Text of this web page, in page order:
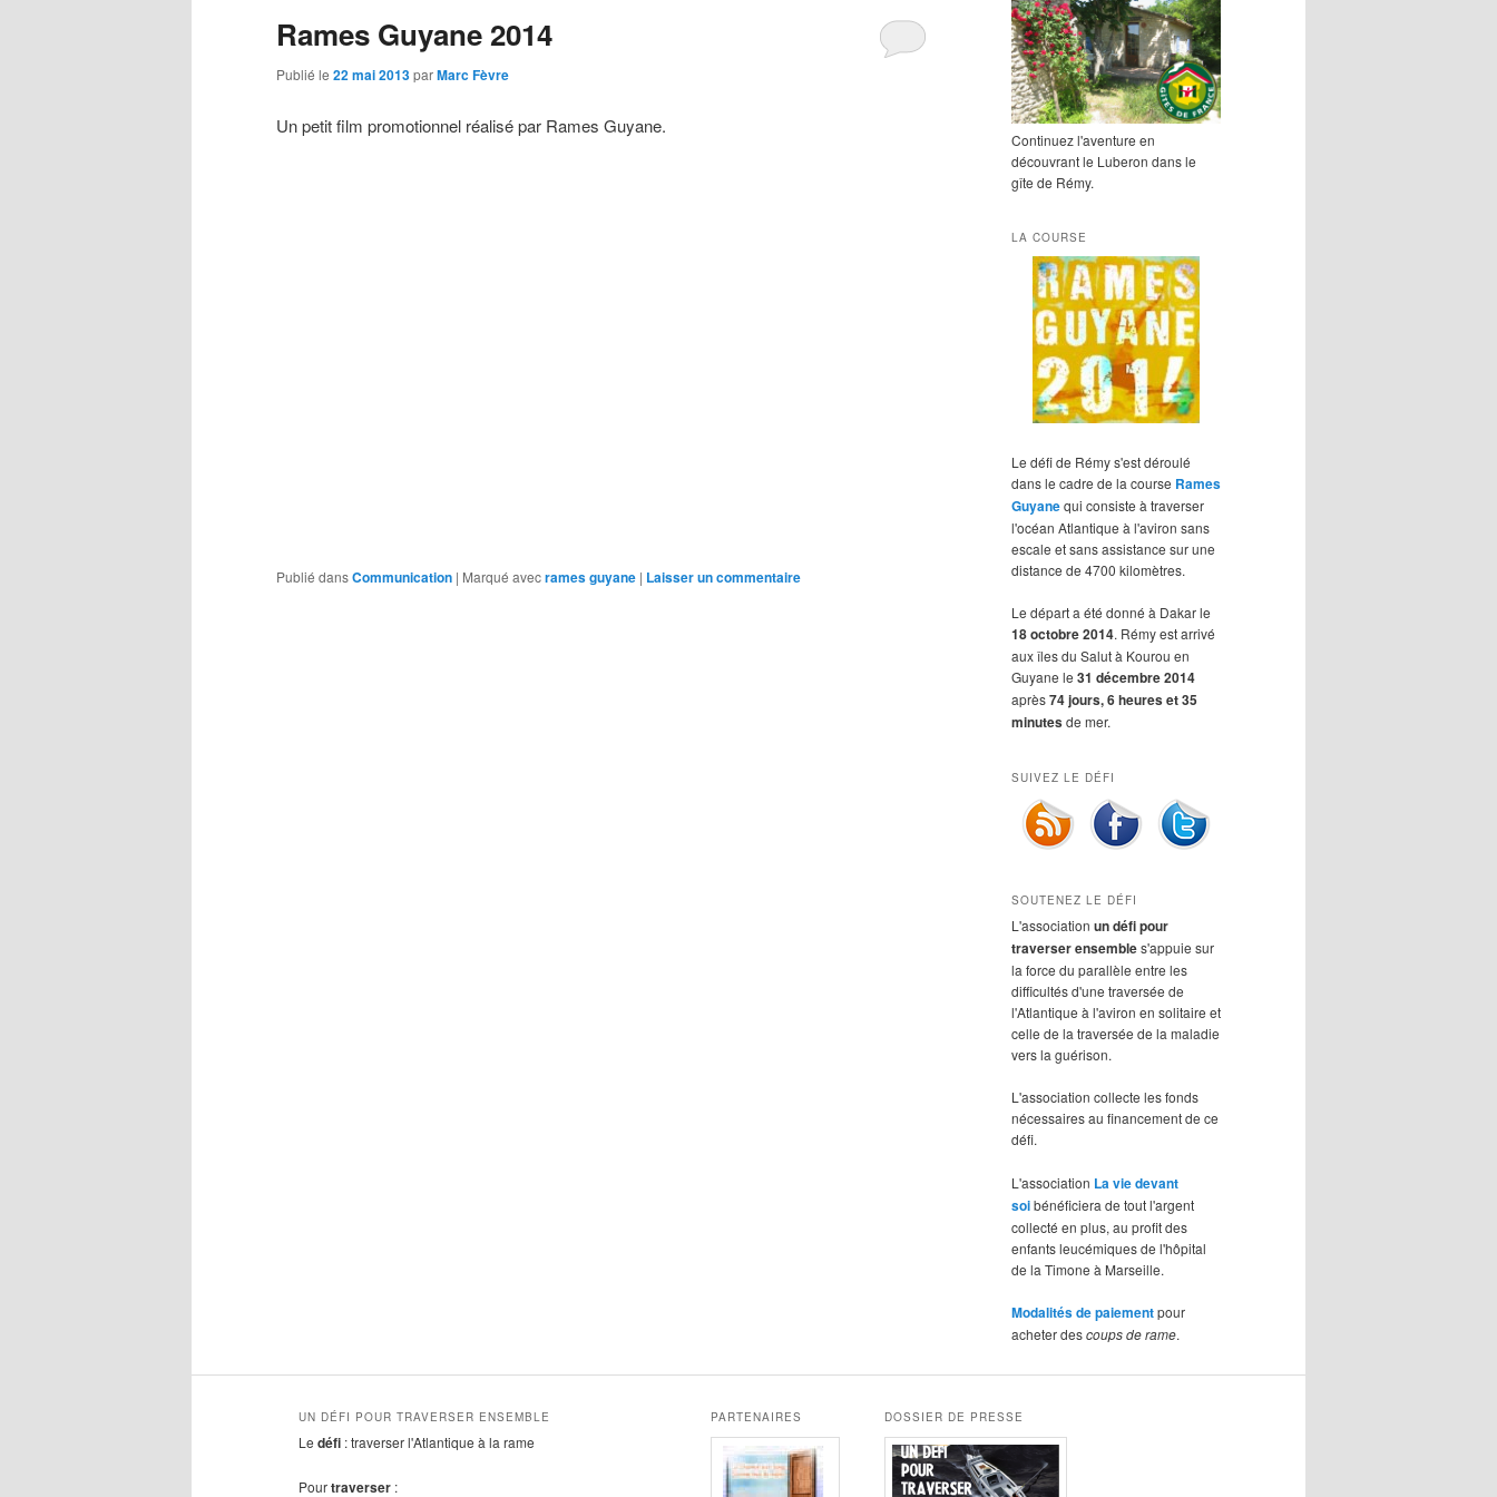
principal
secondaire
Rames Guyane 2014
Publié le 22 mai 2013parMarc Fèvre
Un petit film promotionnel réalisé par Rames Guyane.
Publié dansCommunication | Marqué avecrames guyane | Laisser un commentaire
Continuez l'aventure en
découvrant le Luberon dans le
gîte de Rémy.
LA COURSE
Le défi de Rémy s'est déroulé
dans le cadre de la course Rames
Guyanequi consiste à traverser
l'océan Atlantique à l'aviron sans
escale et sans assistance sur une
distance de 4700 kilomètres.
Le départ a été donné à Dakar le
18 octobre 2014. Rémy est arrivé
aux îles du Salut à Kourou en
Guyane le 31 décembre 2014
après74 jours, 6 heures et 35
minutesde mer.
SUIVEZ LE DÉFI
SOUTENEZ LE DÉFI
L'association un défi pour
traverser ensembles'appuie sur
la force du parallèle entre les
difficultés d'une traversée de
l'Atlantique à l'aviron en solitaire et
celle de la traversée de la maladie
vers la guérison.
L'association collecte les fonds
nécessaires au financement de ce
défi.
L'association La vie devant
soibénéficiera de tout l'argent
collecté en plus, au profit des
enfants leucémiques de l'hôpital
de la Timone à Marseille.
Modalités de paiementpour
acheter descoups de rame.
UN DÉFI POUR TRAVERSER ENSEMBLE
Le défi : traverser l'Atlantique à la rame
Pourtraverser :
PARTENAIRES DOSSIER DE PRESSE